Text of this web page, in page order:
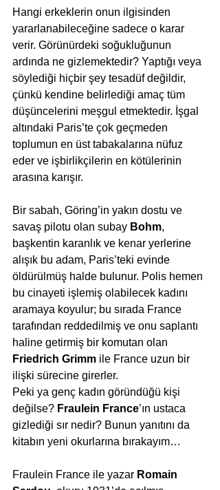
Hangi erkeklerin onun ilgisinden
yararlanabileceğine sadece o karar
verir. Görünürdeki soğukluğunun
ardında ne gizlemektedir? Yaptığı veya
söylediği hiçbir şey tesadüf değildir,
çünkü kendine belirlediği amaç tüm
düşüncelerini meşgul etmektedir. İşgal
altındaki Paris’te çok geçmeden
toplumun en üst tabakalarına nüfuz
eder ve işbirlikçilerin en kötülerinin
arasına karışır.
Bir sabah, Göring’in yakın dostu ve
savaş pilotu olan subay Bohm,
başkentin karanlık ve kenar yerlerine
alışık bu adam, Paris’teki evinde
öldürülmüş halde bulunur. Polis hemen
bu cinayeti işlemiş olabilecek kadını
aramaya koyulur; bu sırada France
tarafından reddedilmiş ve onu saplantı
haline getirmiş bir komutan olan
Friedrich Grimm ile France uzun bir
ilişki sürecine girerler.
Peki ya genç kadın göründüğü kişi
değilse? Fraulein France’ın ustaca
gizlediği sır nedir? Bunun yanıtını da
kitabın yeni okurlarına bırakayım…
Fraulein France ile yazar Romain